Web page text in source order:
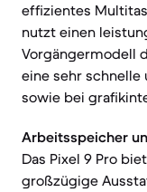
effizientes
nutzt einen
Vorgängermodell
eine sehr schnelle
sowie bei
Arbeitsspeicher
Das Pixel 9 Pro
großzügige